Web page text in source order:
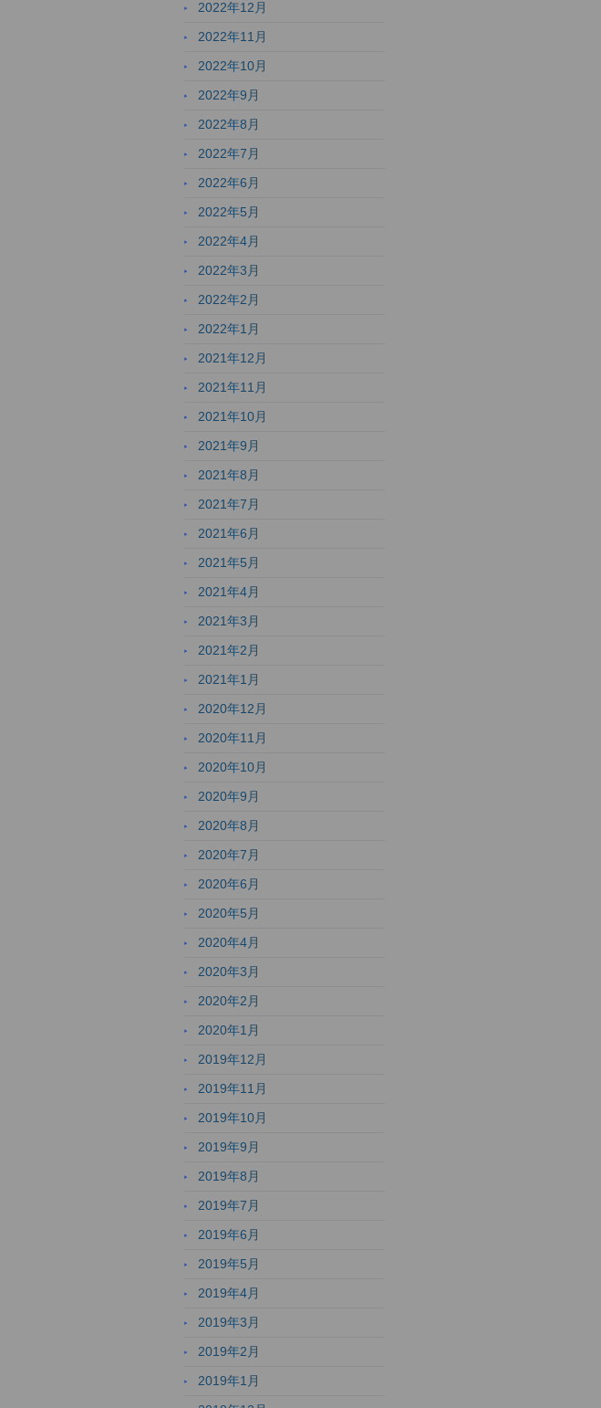
2022年12月
2022年11月
2022年10月
2022年9月
2022年8月
2022年7月
2022年6月
2022年5月
2022年4月
2022年3月
2022年2月
2022年1月
2021年12月
2021年11月
2021年10月
2021年9月
2021年8月
2021年7月
2021年6月
2021年5月
2021年4月
2021年3月
2021年2月
2021年1月
2020年12月
2020年11月
2020年10月
2020年9月
2020年8月
2020年7月
2020年6月
2020年5月
2020年4月
2020年3月
2020年2月
2020年1月
2019年12月
2019年11月
2019年10月
2019年9月
2019年8月
2019年7月
2019年6月
2019年5月
2019年4月
2019年3月
2019年2月
2019年1月